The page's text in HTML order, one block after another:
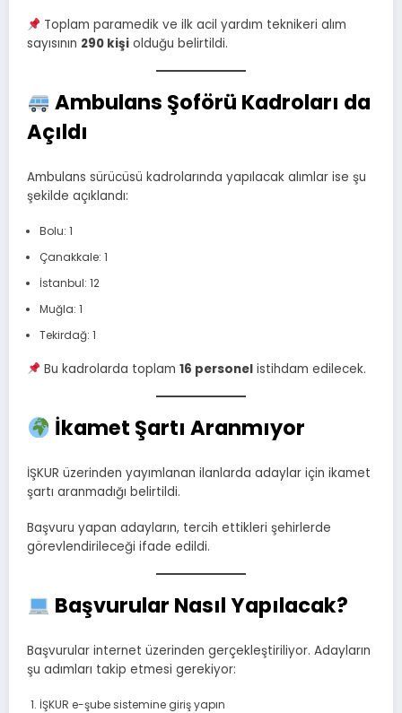
Toplam paramedik ve ilk acil yardım teknikeri alım
sayısının 290 kişi olduğu belirtildi.
Ambulans Şoförü Kadroları da
Açıldı
Ambulans sürücüsü kadrolarında yapılacak alımlar ise şu
şekilde açıklandı:
Bolu: 1
Çanakkale: 1
İstanbul: 12
Muğla: 1
Tekirdağ: 1
Bu kadrolarda toplam16 personel istihdam edilecek.
İkamet Şartı Aranmıyor
İŞKUR üzerinden yayımlanan ilanlarda adaylar için ikamet
şartı aranmadığı belirtildi.
Başvuru yapan adayların, tercih ettikleri şehirlerde
görevlendirileceği ifade edildi.
Başvurular Nasıl Yapılacak?
Başvurular internet üzerinden gerçekleştiriliyor. Adayların
şu adımları takip etmesi gerekiyor:
İŞKUR e-şube sistemine giriş yapın